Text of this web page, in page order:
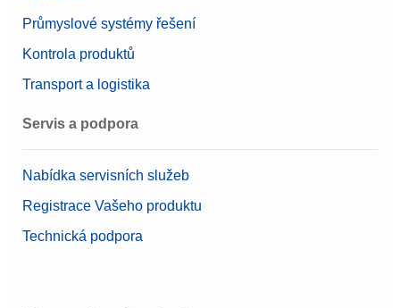
Průmyslové systémy řešení
Kontrola produktů
Transport a logistika
Servis a podpora
Nabídka servisních služeb
Registrace Vašeho produktu
Technická podpora